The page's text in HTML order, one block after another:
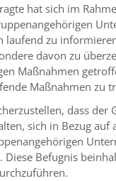
hat sich im
laufend zu
davon zu
Maßnahmen
Maßnahmen zu
dass
sich in Bezug
Befugnis